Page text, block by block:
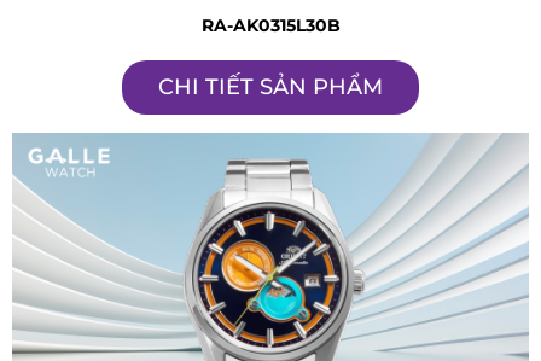
RA-AK0315L30B
CHI TIẾT SẢN PHẨM